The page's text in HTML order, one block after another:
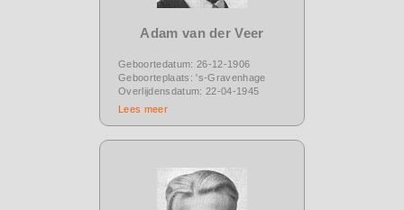
Adam van der Veer
Geboortedatum: 26-12-1906
Geboorteplaats: 's-Gravenhage
Overlijdensdatum: 22-04-1945
Lees meer